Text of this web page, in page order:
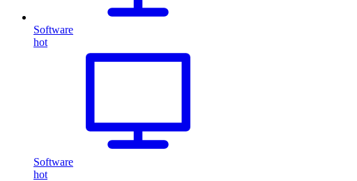
Software
hot
Software
hot